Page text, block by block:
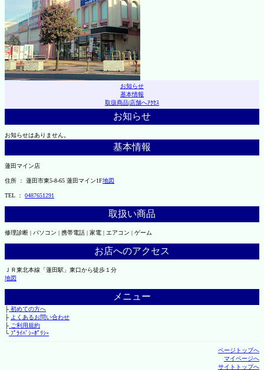
お知らせ
基本情報
取扱商品|店舗へｱｸｾｽ
お知らせ
お知らせはありません。
基本情報
蓮田マイン店
住所 ： 蓮田市東5-8-65 蓮田マイン1F地図
TEL ： 0487651291
取扱い商品
修理診断 | パソコン | 携帯電話 | 家電 | エアコン | ゲーム
お店へのアクセス
ＪＲ東北本線「蓮田駅」東口から徒歩１分
地図
メニュー
├初めての方へ
├ よくあるお問い合わせ
├ご利用規約
└ﾌﾟﾗｲﾊﾞｼｰﾎﾟﾘｼｰ
ページトップへ
マイページへ
サイトトップへ